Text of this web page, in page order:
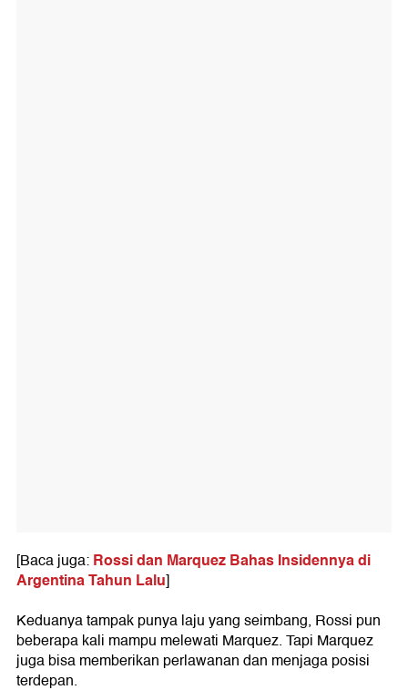
[Baca juga:Rossi dan Marquez Bahas Insidennya di
Argentina Tahun Lalu]
Keduanya tampak punya laju yang seimbang, Rossi pun
beberapa kali mampu melewati Marquez. Tapi Marquez
juga bisa memberikan perlawanan dan menjaga posisi
terdepan.